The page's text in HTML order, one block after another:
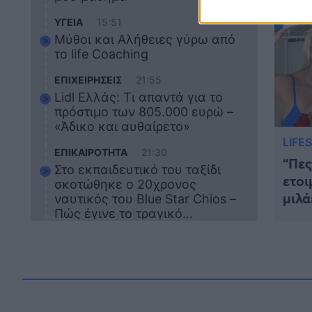
15:51
ΥΓΕΙΑ
Μύθοι και Αλήθειες γύρω από
το life Coaching
21:55
ΕΠΙΧΕΙΡΗΣΕΙΣ
Lidl Ελλάς: Τι απαντά για το
πρόστιμο των 805.000 ευρώ –
«Άδικο και αυθαίρετο»
21:30
ΕΠΙΚΑΙΡΟΤΗΤΑ
Στο εκπαιδευτικό του ταξίδι
σκοτώθηκε ο 20χρονος
ναυτικός του Blue Star Chios –
Πώς έγινε το τραγικό